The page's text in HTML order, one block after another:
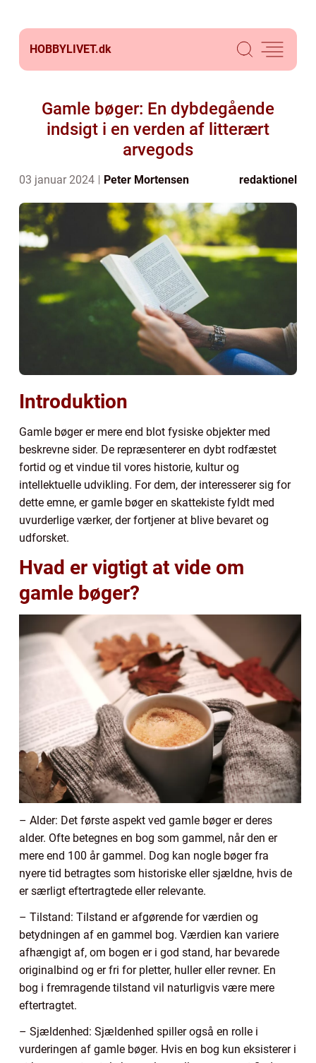
HOBBYLIVET.dk
Gamle bøger: En dybdegående
indsigt i en verden af litterært
arvegods
03 januar 2024 Peter Mortensen redaktionel
Introduktion
Gamle bøger er mere end blot fysiske objekter med
beskrevne sider. De repræsenterer en dybt rodfæstet
fortid og et vindue til vores historie, kultur og
intellektuelle udvikling. For dem, der interesserer sig for
dette emne, er gamle bøger en skattekiste fyldt med
uvurderlige værker, der fortjener at blive bevaret og
udforsket.
Hvad er vigtigt at vide om
gamle bøger?
– Alder: Det første aspekt ved gamle bøger er deres
alder. Ofte betegnes en bog som gammel, når den er
mere end 100 år gammel. Dog kan nogle bøger fra
nyere tid betragtes som historiske eller sjældne, hvis de
er særligt eftertragtede eller relevante.
– Tilstand: Tilstand er afgørende for værdien og
betydningen af en gammel bog. Værdien kan variere
afhængigt af, om bogen er i god stand, har bevarede
originalbind og er fri for pletter, huller eller revner. En
bog i fremragende tilstand vil naturligvis være mere
eftertragtet.
– Sjældenhed: Sjældenhed spiller også en rolle i
vurderingen af gamle bøger. Hvis en bog kun eksisterer i